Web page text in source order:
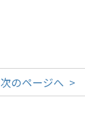
次のページへ >